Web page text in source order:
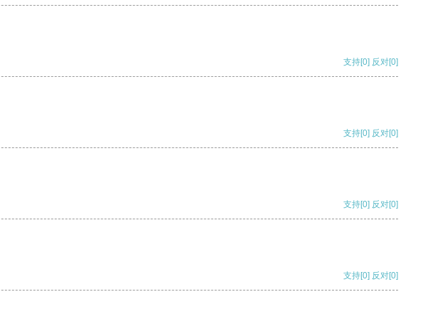
支持[0] 反对[0]
支持[0] 反对[0]
支持[0] 反对[0]
支持[0] 反对[0]